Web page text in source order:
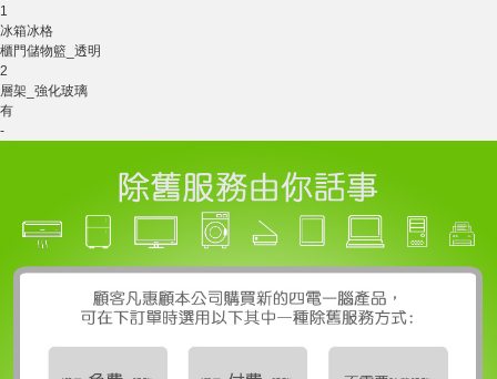
1
冰箱冰格
櫃門儲物籃_透明
2
層架_強化玻璃
有
-